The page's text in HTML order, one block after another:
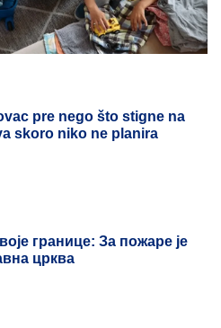
pre nego što stigne na
skoro niko ne planira
границе: За пожаре је
црква